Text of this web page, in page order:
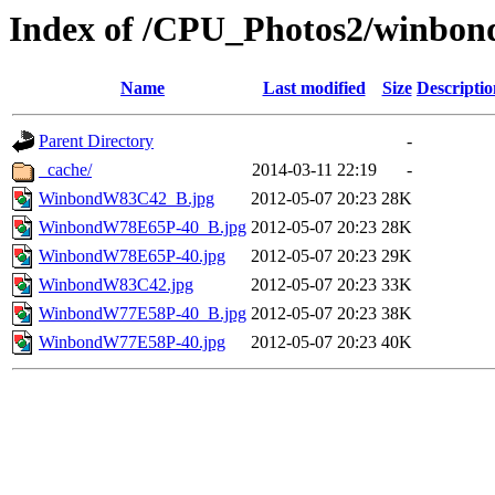
Index of /CPU_Photos2/
Name Last modified Size
Parent Directory
-
_cache/
2014-03-11 22:19
-
WinbondW83C42_B.jpg
2012-05-07 20:23 28K
WinbondW78E65P-40_B.jpg 2012-05-07 20:23 28K
WinbondW78E65P-40.jpg
2012-05-07 20:23 29K
WinbondW83C42.jpg
2012-05-07 20:23 33K
WinbondW77E58P-40_B.jpg 2012-05-07 20:23 38K
WinbondW77E58P-40.jpg
2012-05-07 20:23 40K